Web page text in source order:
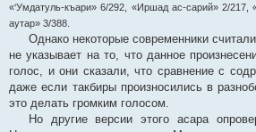
«‘Умдатуль-къари» 6/292, «Иршад ас-сарий» 2/
аутар» 3/388.
Однако некоторые современники
не указывает на то, что данное
голос, и они сказали, что сравнение с
даже если такбиры произносились в
это делать громким голосом.
Но другие версии этого асара